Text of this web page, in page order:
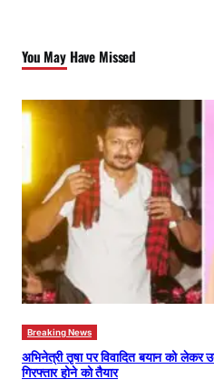
h
You May Have Missed
Breaking News
अभिनेत्री तृषा पर विवादित बयान को लेकर
गिरफ्तार होने को तैयार